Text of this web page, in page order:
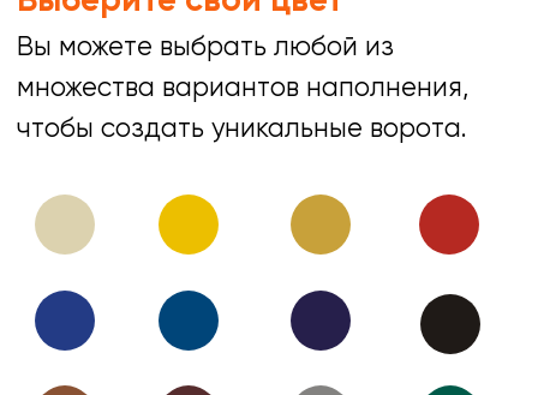
Наши выполненные работы
Не оставляем мусор
после монтажа.
Только сертифицированные
материалы от проверенных